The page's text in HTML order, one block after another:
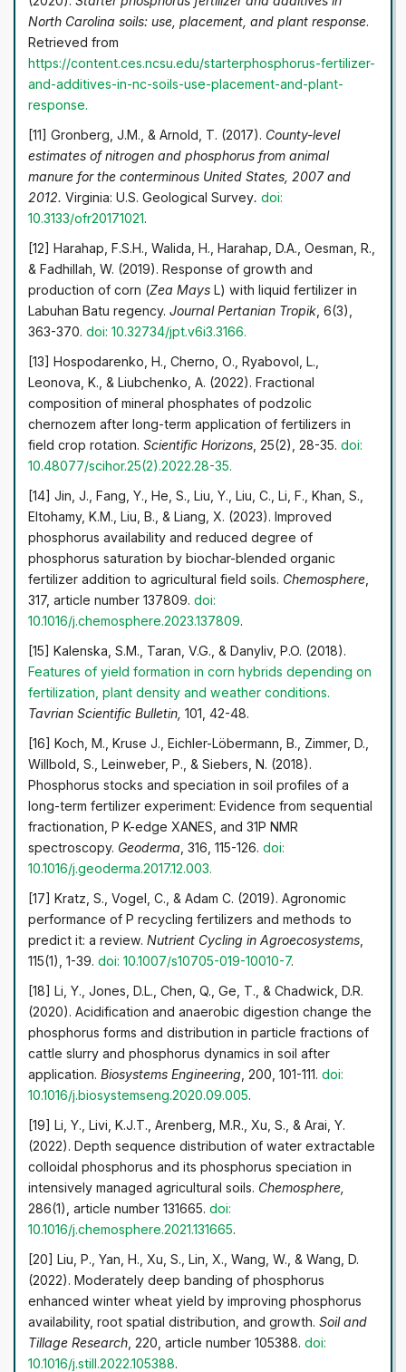
North Carolina soils: use, placement, and plant response.
Retrieved from
https://content.ces.ncsu.edu/starterphosphorus-fertilizer-
and-additives-in-nc-soils-use-placement-and-plant-
response.
[11] Gronberg, J.M., & Arnold, T. (2017). County-level
estimates of nitrogen and phosphorus from animal
manure for the conterminous United States, 2007 and
2012.Virginia: U.S. Geological Survey.doi:
10.3133/ofr20171021.
[12] Harahap, F.S.H., Walida, H., Harahap, D.A., Oesman, R.,
& Fadhillah, W. (2019). Response of growth and
production of corn (Zea Mays L) with liquid fertilizer in
Labuhan Batu regency.Journal Pertanian Tropik , 6(3),
363-370.doi: 10.32734/jpt.v6i3.3166.
[13] Hospodarenko, Н., Cherno, О., Ryabovol, L.,
Leonova, K., & Liubchenko, A. (2022). Fractional
composition of mineral phosphates of podzolic
chernozem after long-term application of fertilizers in
field crop rotation.Scientific Horizons , 25(2), 28-35.doi:
10.48077/scihor.25(2).2022.28-35.
[14] Jin, J., Fang, Y., He, S., Liu, Y., Liu, C., Li, F., Khan, S.,
Eltohamy, K.M., Liu, B., & Liang, X. (2023). Improved
phosphorus availability and reduced degree of
phosphorus saturation by biochar-blended organic
fertilizer addition to agricultural field soils. Chemosphere
317, article number 137809.doi:
10.1016/j.chemosphere.2023.137809.
[15] Kalenska, S.M., Taran, V.G., & Danyliv, P.O. (2018).
Features of yield formation in corn hybrids depending on
fertilization, plant density and weather conditions.
Tavrian Scientific Bulletin,101, 42-48.
[16] Koch, M., Kruse J., Eichler-Löbermann, B., Zimmer, D.,
Willbold, S., Leinweber, P., & Siebers, N. (2018).
Phosphorus stocks and speciation in soil profiles of a
long-term fertilizer experiment: Evidence from sequential
fractionation, P K-edge XANES, and 31P NMR
spectroscopy. Geoderma , 316, 115-126.doi:
10.1016/j.geoderma.2017.12.003.
[17] Kratz, S., Vogel, C., & Adam C. (2019). Agronomic
performance of P recycling fertilizers and methods to
predict it: a review.Nutrient Cycling in Agroecosystems
115(1), 1-39.doi: 10.1007/s10705-019-10010-7.
[18] Li, Y., Jones, D.L., Chen, Q., Ge, T., & Chadwick, D.R.
(2020). Acidification and anaerobic digestion change the
phosphorus forms and distribution in particle fractions of
cattle slurry and phosphorus dynamics in soil after
application.Biosystems Engineering , 200, 101-111.doi:
10.1016/j.biosystemseng.2020.09.005.
[19] Li, Y., Livi, K.J.T., Arenberg, M.R., Xu, S., & Arai, Y.
(2022). Depth sequence distribution of water extractable
colloidal phosphorus and its phosphorus speciation in
intensively managed agricultural soils. Chemosphere,
286(1), article number 131665.doi:
10.1016/j.chemosphere.2021.131665.
[20] Liu, P., Yan, H., Xu, S., Lin, X., Wang, W., & Wang, D.
(2022). Moderately deep banding of phosphorus
enhanced winter wheat yield by improving phosphorus
availability, root spatial distribution, and growth.Soil and
Tillage Research , 220, article number 105388.doi:
10.1016/j.still.2022.105388.